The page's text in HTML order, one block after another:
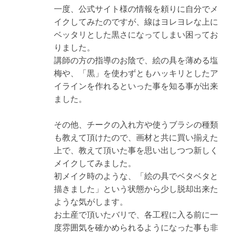
一度、公式サイト様の情報を頼りに自分でメ
イクしてみたのですが、線はヨレヨレな上に
ベッタリとした黒さになってしまい困ってお
りました。
講師の方の指導のお陰で、絵の具を薄める塩
梅や、「黒」を使わずともハッキリとしたア
イラインを作れるといった事を知る事が出来
ました。
その他、チークの入れ方や使うブラシの種類
も教えて頂けたので、画材と共に買い揃えた
上で、教えて頂いた事を思い出しつつ新しく
メイクしてみました。
初メイク時のような、「絵の具でベタベタと
描きました」という状態から少し脱却出来た
ような気がします。
お土産で頂いたバリで、各工程に入る前に一
度雰囲気を確かめられるようになった事も非